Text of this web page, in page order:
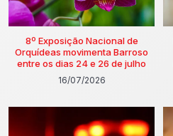
8º Exposição Nacional de
Orquídeas movimenta Barroso
entre os dias 24 e 26 de julho
16/07/2026